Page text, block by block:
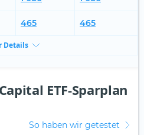
465 465
Details
ETF-Sparplan
So haben wir getestet